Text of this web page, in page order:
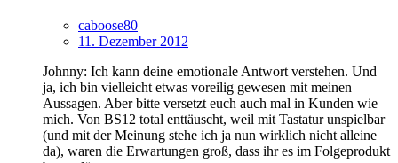
caboose80
11. Dezember 2012
Johnny: Ich kann deine emotionale Antwort verstehen. Und
ja, ich bin vielleicht etwas voreilig gewesen mit meinen
Aussagen. Aber bitte versetzt euch auch mal in Kunden wie
mich. Von BS12 total enttäuscht, weil mit Tastatur unspielbar
(und mit der Meinung stehe ich ja nun wirklich nicht alleine
da), waren die Erwartungen groß, dass ihr es im Folgeprodukt